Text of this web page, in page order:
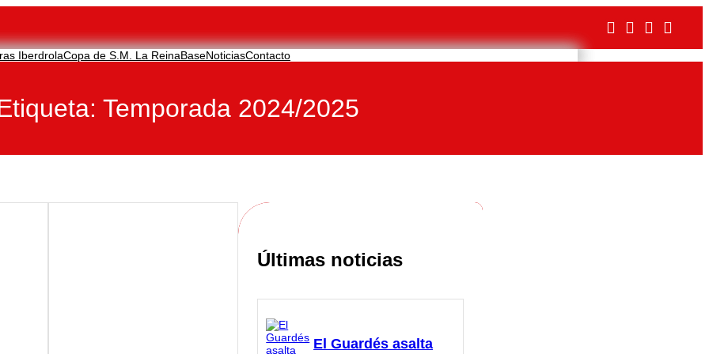
IberdrolaCopa de S.M. La ReinaBaseNoticiasContacto
Temporada 2024/2025
Últimas noticias
El Guardés asalta